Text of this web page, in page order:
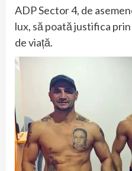
ADP Sector 4, de
lux, să poată justifica
de viață.